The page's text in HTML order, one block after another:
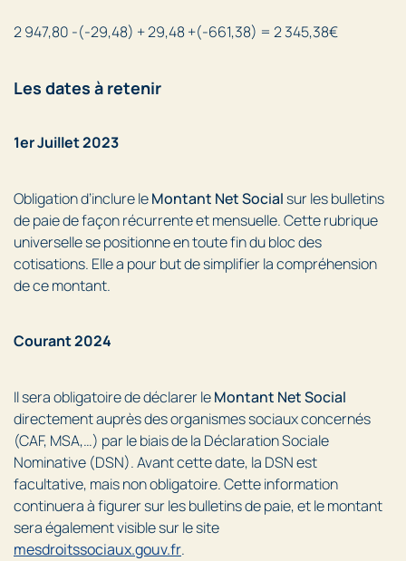
2 947,80 -(-29,48) + 29,48 +(-661,38) = 2 345,38€
Les dates à retenir
1er Juillet 2023
Obligation d’inclure leMontant Net Socialsur les bulletins
de paie de façon récurrente et mensuelle. Cette rubrique
universelle se positionne en toute fin du bloc des
cotisations. Elle a pour but de simplifier la compréhension
de ce montant.
Courant 2024
Il sera obligatoire de déclarer leMontant Net Social
directement auprès des organismes sociaux concernés
(CAF, MSA,…) par le biais de la Déclaration Sociale
Nominative (DSN). Avant cette date, la DSN est
facultative, mais non obligatoire. Cette information
continuera à figurer sur les bulletins de paie, et le montant
sera également visible sur le site
mesdroitssociaux.gouv.fr.